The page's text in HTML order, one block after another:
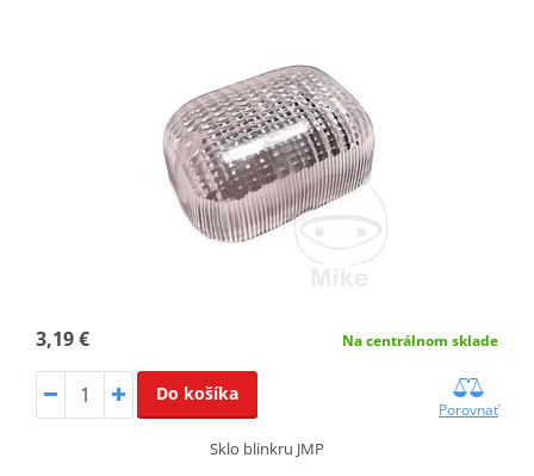
3,19 € Na centrálnom sklade
Do košíka
Porovnať
Sklo blinkru JMP